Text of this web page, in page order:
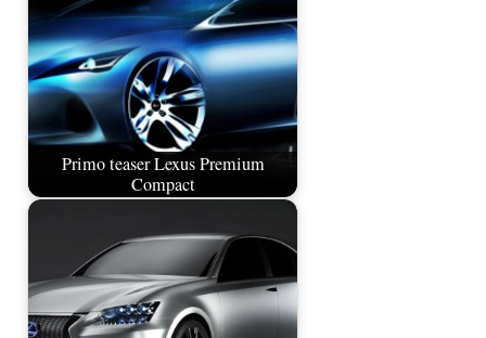
Primo teaser Lexus Premium
Compact